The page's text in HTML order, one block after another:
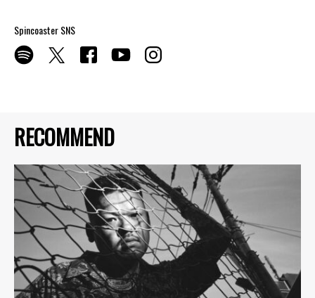
RECOMMEND
Spincoaster SNS